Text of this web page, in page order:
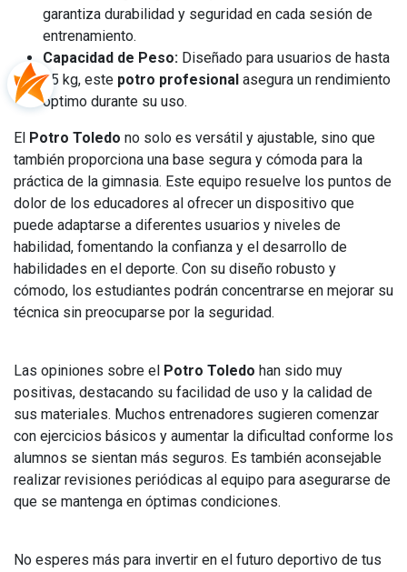
garantiza durabilidad y seguridad en cada sesión de
entrenamiento.
Capacidad de Peso: Diseñado para usuarios de hasta
75 kg, este potro profesional asegura un rendimiento
óptimo durante su uso.
El Potro Toledo no solo es versátil y ajustable, sino que
también proporciona una base segura y cómoda para la
práctica de la gimnasia. Este equipo resuelve los puntos de
dolor de los educadores al ofrecer un dispositivo que
puede adaptarse a diferentes usuarios y niveles de
habilidad, fomentando la confianza y el desarrollo de
habilidades en el deporte. Con su diseño robusto y
cómodo, los estudiantes podrán concentrarse en mejorar su
técnica sin preocuparse por la seguridad.
Las opiniones sobre el Potro Toledo han sido muy
positivas, destacando su facilidad de uso y la calidad de
sus materiales. Muchos entrenadores sugieren comenzar
con ejercicios básicos y aumentar la dificultad conforme los
alumnos se sientan más seguros. Es también aconsejable
realizar revisiones periódicas al equipo para asegurarse de
que se mantenga en óptimas condiciones.
No esperes más para invertir en el futuro deportivo de tus